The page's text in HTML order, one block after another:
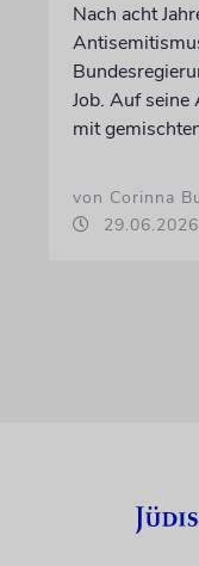
Nach acht
Job. Auf
mit
von Corinna
29.06.2026